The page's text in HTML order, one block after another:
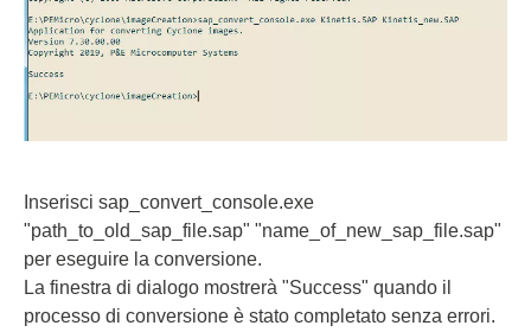
Inserisci sap_convert_console.exe
"path_to_old_sap_file.sap" "name_of_new_sap_file.sap"
per eseguire la conversione.
La finestra di dialogo mostrerà "Success" quando il
processo di conversione è stato completato senza errori.